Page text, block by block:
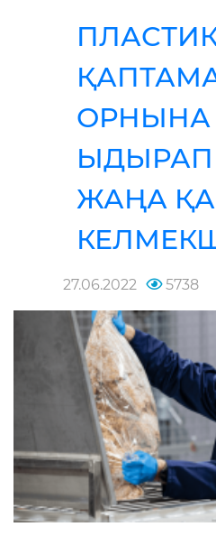
ОРНЫНА
ЫДЫРАП
ЖАҢА
27.06.2022 5738